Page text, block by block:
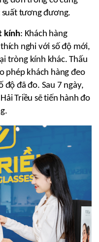
tương đương.
kính: Khách hàng
nghi với số độ mới,
tròng kính khác. Thấu
phép khách hàng đeo
đã đo. Sau 7 ngày,
Triều sẽ tiến hành đo